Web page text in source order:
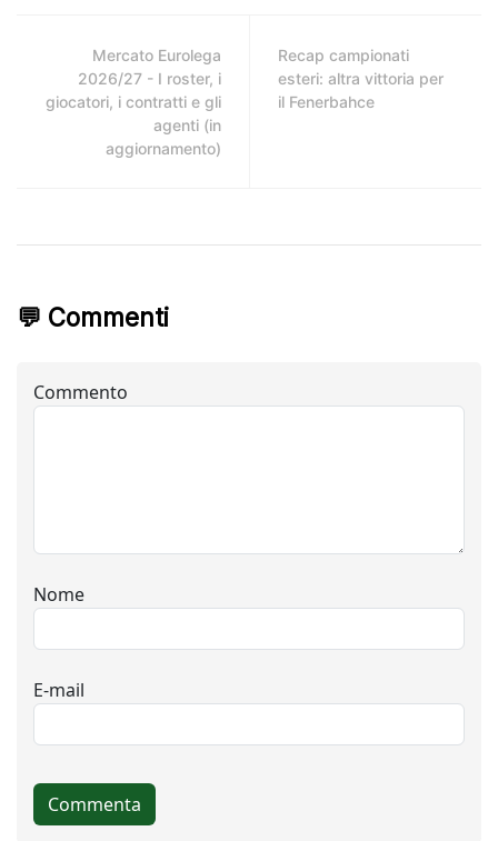
Mercato Eurolega
2026/27 - I roster, i
giocatori, i contratti e gli
agenti (in
aggiornamento)
Recap campionati
esteri: altra vittoria per
il Fenerbahce
💬 Commenti